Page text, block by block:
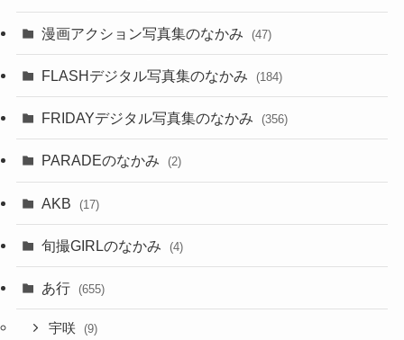
漫画アクション写真集のなかみ (47)
FLASHデジタル写真集のなかみ (184)
FRIDAYデジタル写真集のなかみ (356)
PARADEのなかみ (2)
AKB (17)
旬撮GIRLのなかみ (4)
あ行 (655)
宇咲 (9)